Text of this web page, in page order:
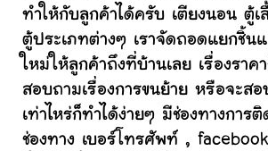
ทำให้กับลูกค้าได้ครับ เตียงนอน ตู้เ
ตู้ประเภทต่างๆ เราจัดถอดแยกชิ้น
ใหม่ให้ลูกค้าถึงที่บ้านเลย เรื่องรา
สอบถามเรื่องการขนย้าย หรือจะสอ
เท่าไหร่ก็ทำได้ง่ายๆ มีช่องทางการ
ช่องทาง เบอร์โทรศัพท์ ,